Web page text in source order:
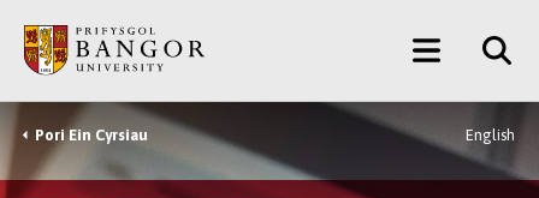
Prif
Gynnwys
Main
Menu
Breadcrumb
Pori Ein Cyrsiau English